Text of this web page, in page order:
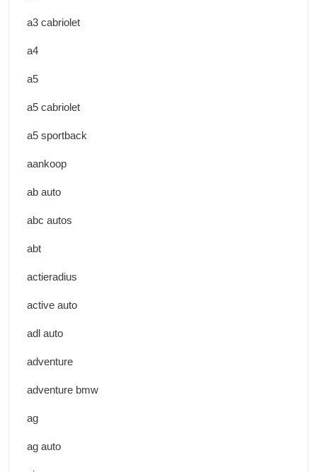
a3 cabriolet
a4
a5
a5 cabriolet
a5 sportback
aankoop
ab auto
abc autos
abt
actieradius
active auto
adl auto
adventure
adventure bmw
ag
ag auto